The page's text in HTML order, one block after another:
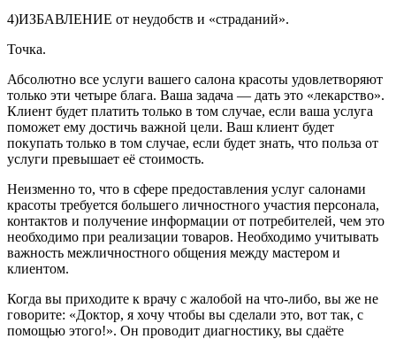
4)ИЗБАВЛЕНИЕ от неудобств и «страданий».
Точка.
Абсолютно все услуги вашего салона красоты удовлетворяют
только эти четыре блага. Ваша задача — дать это «лекарство».
Клиент будет платить только в том случае, если ваша услуга
поможет ему достичь важной цели. Ваш клиент будет
покупать только в том случае, если будет знать, что польза от
услуги превышает её стоимость.
Неизменно то, что в сфере предоставления услуг салонами
красоты требуется большего личностного участия персонала,
контактов и получение информации от потребителей, чем это
необходимо при реализации товаров. Необходимо учитывать
важность межличностного общения между мастером и
клиентом.
Когда вы приходите к врачу с жалобой на что-либо, вы же не
говорите: «Доктор, я хочу чтобы вы сделали это, вот так, с
помощью этого!». Он проводит диагностику, вы сдаёте